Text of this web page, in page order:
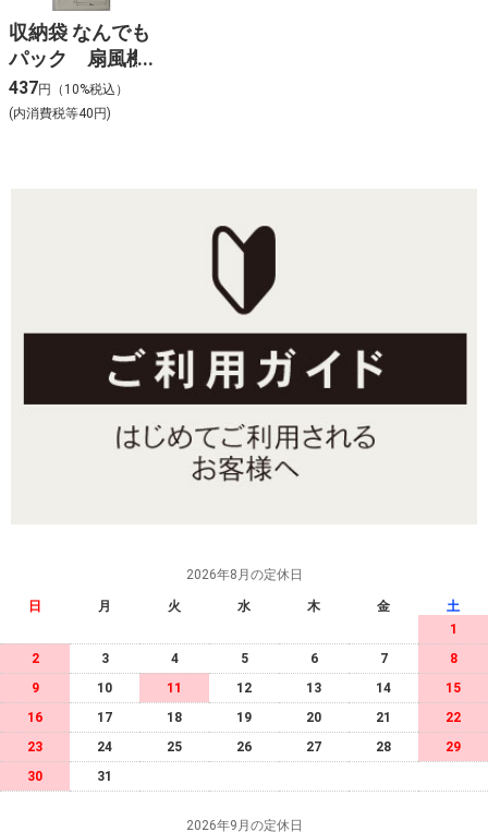
収納袋 なんでも
パック 扇風機
カバーL-025
437円（10%税込）
(内消費税等40円)
2026年8月の定休日
日 月 火 水 木 金
土
1
2
3 4 5 6 7
8
9
10 11 12 13 14
15
16
17 18 19 20 21
22
23
24 25 26 27 28
29
30
31
2026年9月の定休日